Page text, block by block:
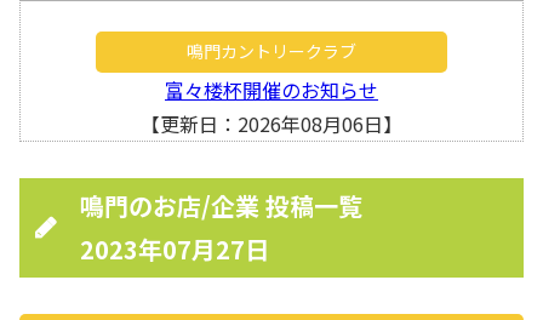
鳴門カントリークラブ
富々楼杯開催のお知らせ
【更新日：2026年08月06日】
鳴門のお店/企業 投稿一覧
2023年07月27日